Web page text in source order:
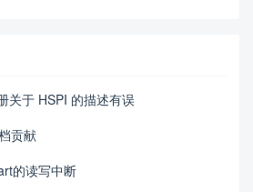
关于 HSPI 的描述有误
贡献
的读写中断